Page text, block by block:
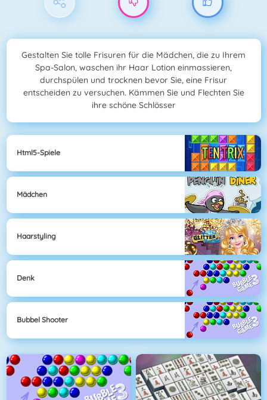
Gestalten Sie tolle Frisuren für die Mädchen, die zu Ihrem
Spa-Salon, waschen ihr Haar Lotion einmassieren,
durchspülen und trocknen bevor Sie, eine Frisur
entscheiden zu versuchen. Kämmen Sie und Flechten Sie
ihre schöne Schlösser
Html5-Spiele
Mädchen
Haarstyling
Denk
Bubbel Shooter